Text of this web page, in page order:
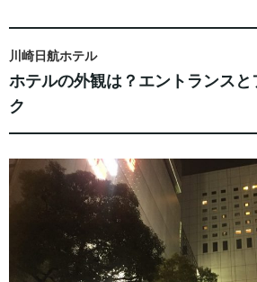
川崎日航ホテル
ホテルの外観は？エントランスと
ク